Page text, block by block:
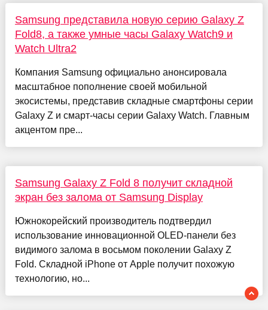
Samsung представила новую серию Galaxy Z
Fold8, а также умные часы Galaxy Watch9 и
Watch Ultra2
Компания Samsung официально анонсировала
масштабное пополнение своей мобильной
экосистемы, представив складные смартфоны серии
Galaxy Z и смарт-часы серии Galaxy Watch. Главным
акцентом пре...
Samsung Galaxy Z Fold 8 получит складной
экран без залома от Samsung Display
Южнокорейский производитель подтвердил
использование инновационной OLED-панели без
видимого залома в восьмом поколении Galaxy Z
Fold. Складной iPhone от Apple получит похожую
технологию, но...